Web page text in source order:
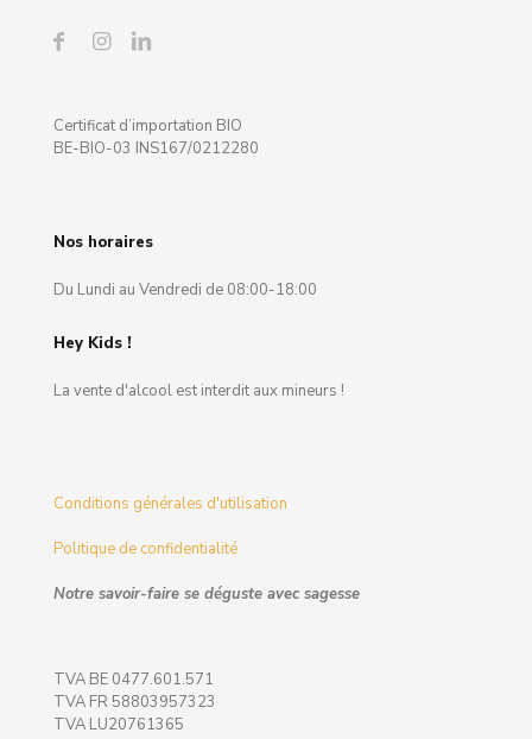
Certificat d’importation BIO
BE-BIO-03 INS167/0212280
Nos horaires
Du Lundi au Vendredi de 08:00-18:00
Hey Kids !
La vente d'alcool est interdit aux mineurs !
Conditions générales d'utilisation
Politique de confidentialité
Notre savoir-faire se déguste avec sagesse
TVA BE 0477.601.571
TVA FR 58803957323
TVA LU20761365